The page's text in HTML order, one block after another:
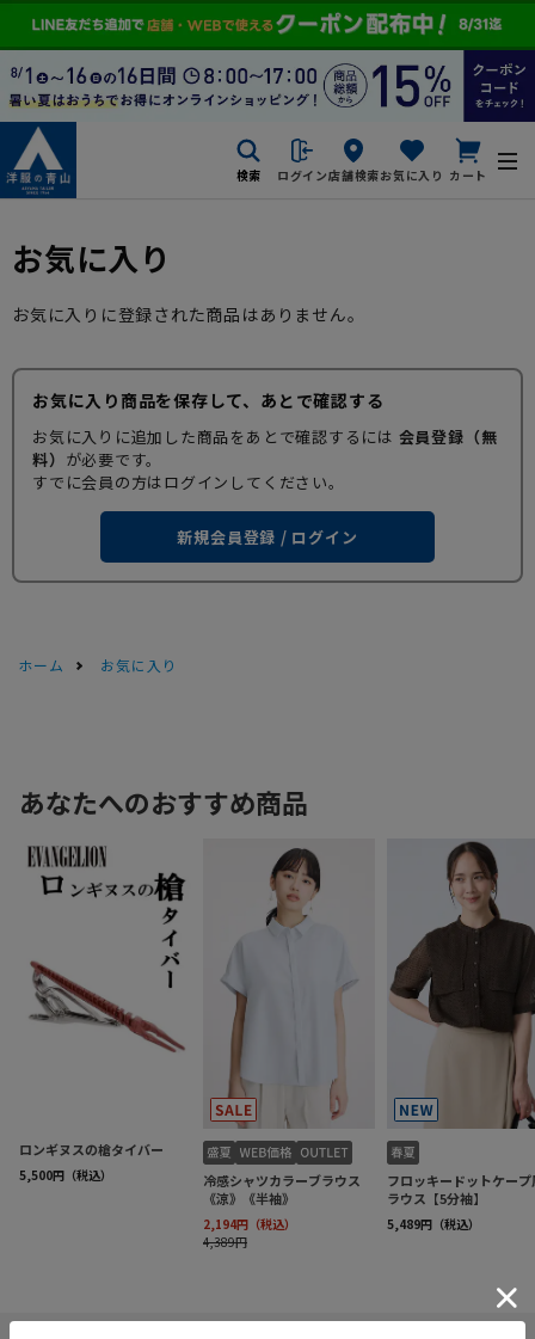
検索 ログイン店舗検索お気に入り カート
お気に入り
お気に入りに登録された商品はありません。
お気に入り商品を保存して、あとで確認する
お気に入りに追加した商品をあとで確認するには 会員登録（無
料） が必要です。
すでに会員の方はログインしてください。
新規会員登録 / ログイン
ホーム お気に入り